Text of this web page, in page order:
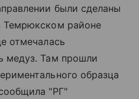
были сделаны
Темрюкском районе
отмечалась
медуз. Там прошли
образца
"РГ"